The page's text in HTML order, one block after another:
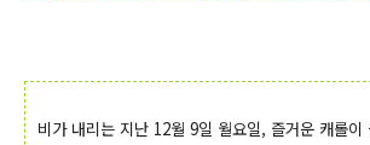
비가 내리는 지난 12월 9일 월요일, 즐거운 캐롤이